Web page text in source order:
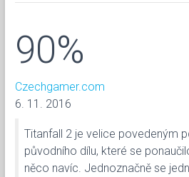
90%
Czechgamer.com
6. 11. 2016
Titanfall 2 je velice povedeným
původního dílu, které se
něco navíc. Jednoznačně se